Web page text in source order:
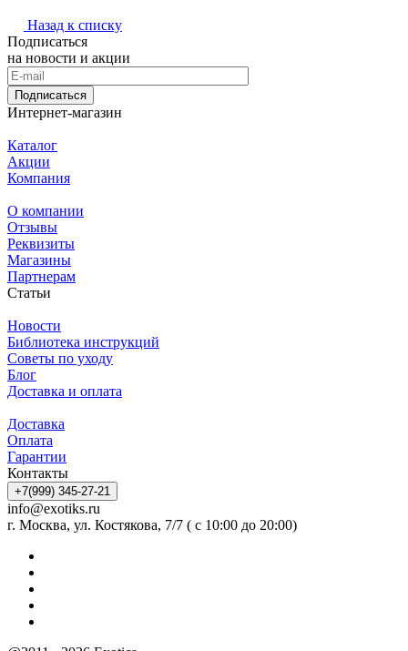
Назад к списку
Подписаться
на новости и акции
Подписаться
Интернет-магазин
Каталог
Акции
Компания
О компании
Отзывы
Реквизиты
Магазины
Партнерам
Статьи
Новости
Библиотека инструкций
Советы по уходу
Блог
Доставка и оплата
Доставка
Оплата
Гарантии
Контакты
+7(999) 345-27-21
info@exotiks.ru
г. Москва, ул. Костякова, 7/7 ( с 10:00 до 20:00)